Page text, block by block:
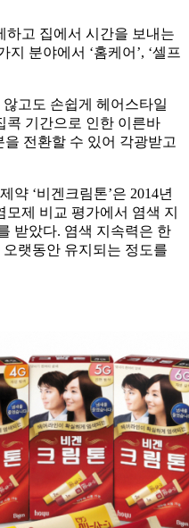
하고 집에서 시간을 보내는
분야에서 ‘홈케어’, ‘셀프
고도 손쉽게 헤어스타일
콕 기간으로 인한 이른바
을 전환할 수 있어 각광받고
약 ‘비겐크림톤’은 2014년
제 비교 평가에서 염색 지
받았다. 염색 지속력은 한
랫동안 유지되는 정도를